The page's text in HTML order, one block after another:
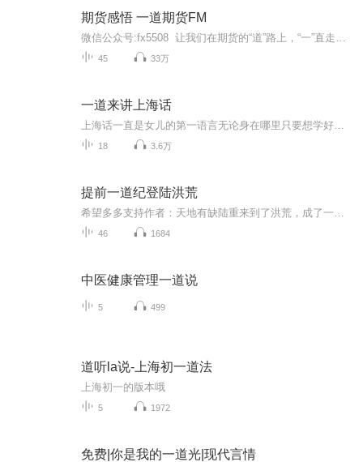
期货感悟 一道期货FM
45 33万
一道来讲上海话
18 3.6万
提前一道纪登陆洪荒
46 1684
中医健康管理一道说
5 499
道听la说-上海初一道法
上海初一的版本哦
5 1972
免费|你是我的一道光|现代言情